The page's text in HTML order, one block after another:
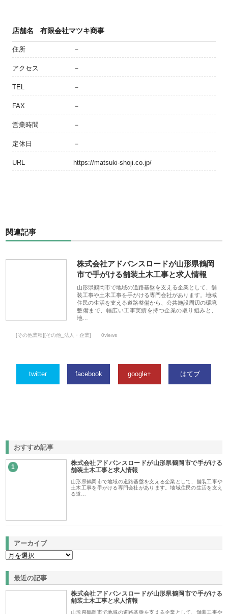
店舗名 有限会社マツキ商事
住所 －
アクセス －
TEL －
FAX －
営業時間 －
定休日 －
URL https://matsuki-shoji.co.jp/
関連記事
株式会社アドバンスロードが山形県鶴岡
市で手がける舗装土木工事と求人情報
山形県鶴岡市で地域の道路基盤を支える企業として、舗
装工事や土木工事を手がける専門会社があります。地域
住民の生活を支える道路整備から、公共施設周辺の環境
整備まで、幅広い工事実績を持つ企業の取り組みと、
地…
[その他業種][その他_法人・企業] 0views
twitter facebook google+ はてブ
おすすめ記事
1
株式会社アドバンスロードが山形県鶴岡市で手がける
舗装土木工事と求人情報
山形県鶴岡市で地域の道路基盤を支える企業として、舗装工事や
土木工事を手がける専門会社があります。地域住民の生活を支え
る道…
アーカイブ
最近の記事
株式会社アドバンスロードが山形県鶴岡市で手がける
舗装土木工事と求人情報
山形県鶴岡市で地域の道路基盤を支える企業として、舗装工事や